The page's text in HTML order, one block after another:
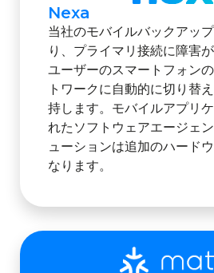
Nexa
当社のモバイルバックアッ
り、プライマリ接続に障害
ユーザーのスマートフォン
トワークに自動的に切り替
持します。モバイルアプリ
れたソフトウェアエージェ
ューションは追加のハード
なります。